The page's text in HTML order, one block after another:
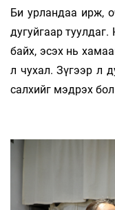
Би урландаа ирж,
дугуйгаар
байх, эсэх нь
л чухал. Зүгээр л
салхийг мэдрэх